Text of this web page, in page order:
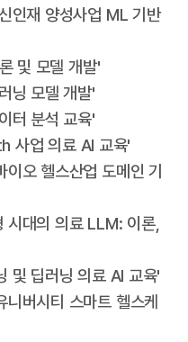
인재 양성사업 ML 기반
및 모델 개발'
닝 모델 개발'
터 분석 교육'
사업 의료 AI 교육'
이오 헬스산업 도메인 기
시대의 의료 LLM: 이론,
및 딥러닝 의료 AI 교육'
니버시티 스마트 헬스케